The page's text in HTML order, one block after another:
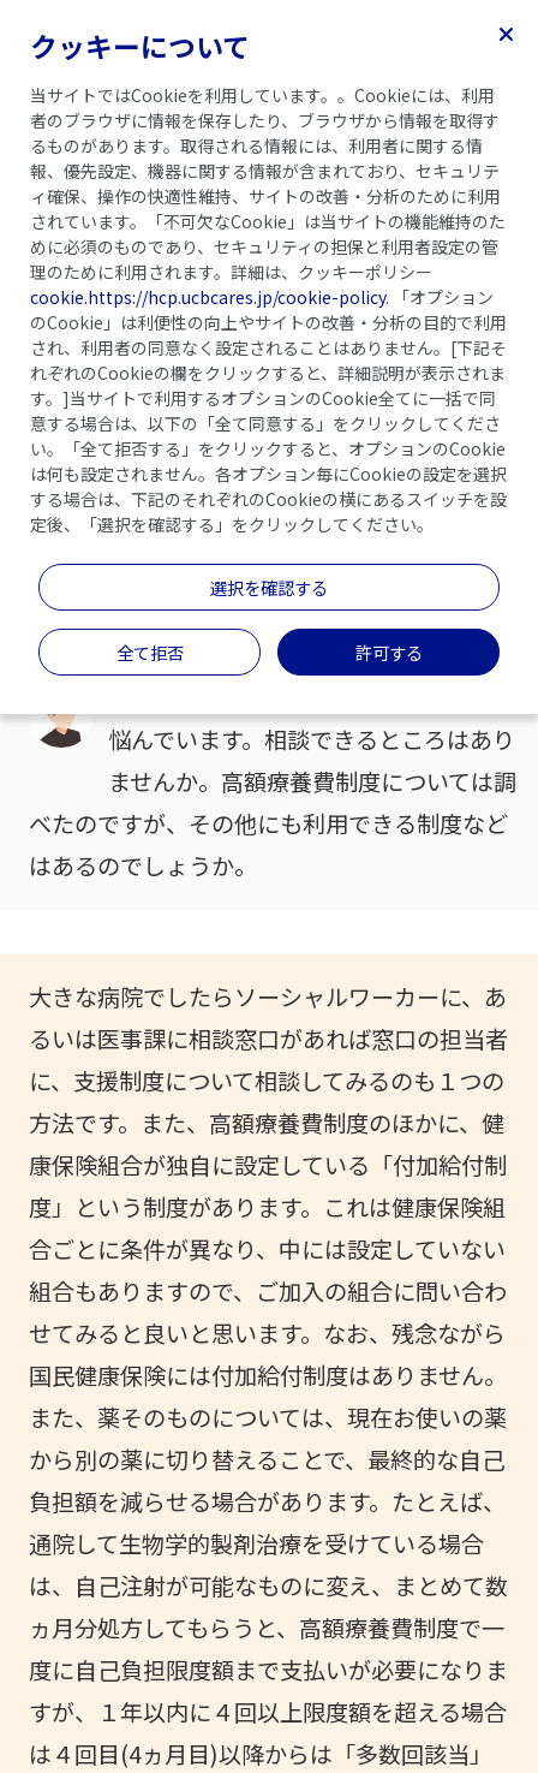
乾癬ガイドブック 記事一覧
青年・壮年期
乾癬の治療費の負担が
きつい
＃治療費 ＃高額療養費制度
悩んでいます。相談できるところはあり
ませんか。高額療養費制度については調
べたのですが、その他にも利用できる制度など
はあるのでしょうか。
大きな病院でしたらソーシャルワーカーに、あ
るいは医事課に相談窓口があれば窓口の担当者
に、支援制度について相談してみるのも１つの
方法です。また、高額療養費制度のほかに、健
康保険組合が独自に設定している「付加給付制
度」という制度があります。これは健康保険組
合ごとに条件が異なり、中には設定していない
組合もありますので、ご加入の組合に問い合わ
せてみると良いと思います。なお、残念ながら
国民健康保険には付加給付制度はありません。
また、薬そのものについては、現在お使いの薬
から別の薬に切り替えることで、最終的な自己
負担額を減らせる場合があります。たとえば、
通院して生物学的製剤治療を受けている場合
は、自己注射が可能なものに変え、まとめて数
ヵ月分処方してもらうと、高額療養費制度で一
度に自己負担限度額まで支払いが必要になりま
すが、１年以内に４回以上限度額を超える場合
は４回目(4ヵ月目)以降からは「多数回該当」
クッキーについて
当サイトではCookieを利用しています。。Cookieには、利用
者のブラウザに情報を保存したり、ブラウザから情報を取得す
るものがあります。取得される情報には、利用者に関する情
報、優先設定、機器に関する情報が含まれており、セキュリテ
ィ確保、操作の快適性維持、サイトの改善・分析のために利用
されています。「不可欠なCookie」は当サイトの機能維持のた
めに必須のものであり、セキュリティの担保と利用者設定の管
理のために利用されます。詳細は、クッキーポリシー
cookie.https://hcp.ucbcares.jp/cookie-policy. 「オプション
のCookie」は利便性の向上やサイトの改善・分析の目的で利用
され、利用者の同意なく設定されることはありません。[下記そ
れぞれのCookieの欄をクリックすると、詳細説明が表示されま
す。]当サイトで利用するオプションのCookie全てに一括で同
意する場合は、以下の「全て同意する」をクリックしてくださ
い。「全て拒否する」をクリックすると、オプションのCookie
は何も設定されません。各オプション毎にCookieの設定を選択
する場合は、下記のそれぞれのCookieの横にあるスイッチを設
定後、「選択を確認する」をクリックしてください。
全て拒否
選択を確認する
許可する